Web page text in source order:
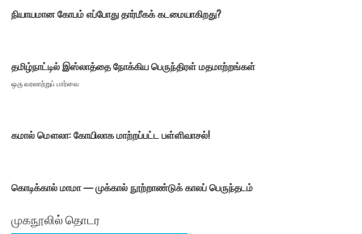
நியாயமான கோபம் எப்போது தார்மீகக் கடமையாகிறது?
தமிழ்நாட்டில் இஸ்லாத்தை நோக்கிய பெருந்திரள் மதமாற்றங்கள்
ஒரு வரலாற்றுப் பார்வை
கமால் மௌலா: கோயிலாக மாற்றப்பட்ட பள்ளிவாசல்!
கொடிக்கால் மாமா — முக்கால் நூற்றாண்டுக் காலப் பெருந்தடம்
முகநூலில் தொடர